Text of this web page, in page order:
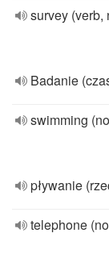
survey (verb,
Badanie
swimming
pływanie
telephone